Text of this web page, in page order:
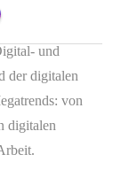
und
der digitalen
von
digitalen